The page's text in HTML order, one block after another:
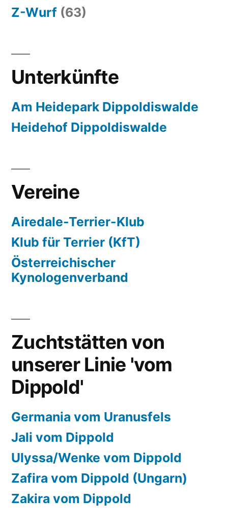
Z-Wurf (63)
Unterkünfte
Am Heidepark Dippoldiswalde
Heidehof Dippoldiswalde
Vereine
Airedale-Terrier-Klub
Klub für Terrier (KfT)
Österreichischer
Kynologenverband
Zuchtstätten von
unserer Linie 'vom
Dippold'
Germania vom Uranusfels
Jali vom Dippold
Ulyssa/Wenke vom Dippold
Zafira vom Dippold (Ungarn)
Zakira vom Dippold